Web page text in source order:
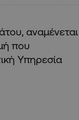
αναμένεται
που
Υπηρεσία